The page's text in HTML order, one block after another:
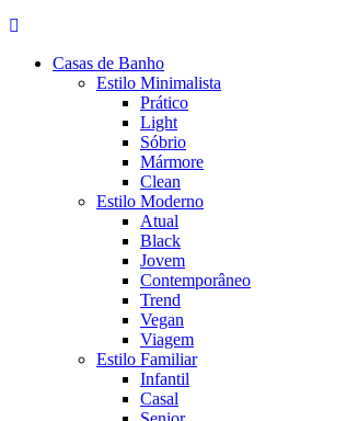
Casas de Banho
Estilo Minimalista
Prático
Light
Sóbrio
Mármore
Clean
Estilo Moderno
Atual
Black
Jovem
Contemporâneo
Trend
Vegan
Viagem
Estilo Familiar
Infantil
Casal